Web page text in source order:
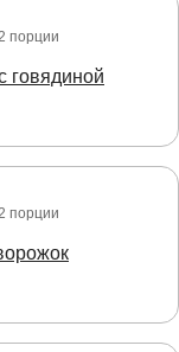
порции
говядиной
порции